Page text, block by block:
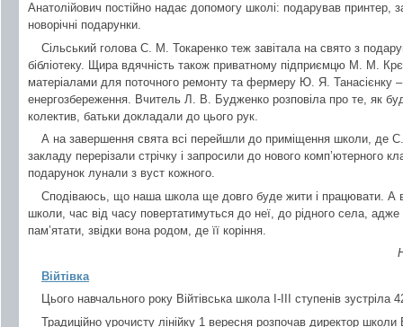
Анатолійович постійно надає допомогу школі: подарував принтер,
новорічні подарунки.
Cільський голова С. М. Токаренко теж завітала на свято з
бібліотеку. Щира вдячність також приватному підприємцю М. М.
матеріалами для поточного ремонту та фермеру Ю. Я. Танасієнку –
енергозбереження. Вчитель Л. В. Будженко розповіла про те, як
колектив, батьки докладали до цього рук.
А на завершення свята всі перейшли до приміщення школи, де
закладу перерізали стрічку і запросили до нового комп’ютерного
подарунок лунали з вуст кожного.
Сподіваюсь, що наша школа ще довго буде жити і працювати. А
школи, час від часу повертатимуться до неї, до рідного села,
пам’ятати, звідки вона родом, де її коріння.
Війтівка
Цього навчального року Війтівська школа І-ІІІ ступенів зустріла
Традиційно урочисту лінійку 1 вересня розпочав директор